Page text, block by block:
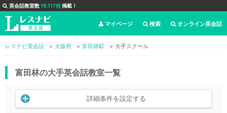
英会話教室数19,117校掲載！
オンライン英会話
検索
マイページ
レスナビ英会話 大阪府 富田林駅 大手スクール
富田林の大手英会話教室一覧
詳細条件を設定する